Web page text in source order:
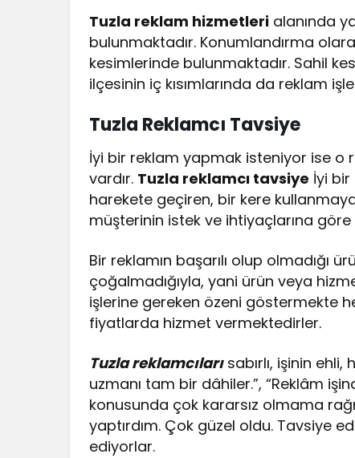
Tuzla reklam hizmetleri alanında
bulunmaktadır. Konumlandırma
kesimlerinde bulunmaktadır. Sahil
ilçesinin iç kısımlarında da reklam
Tuzla Reklamcı Tavsiye
İyi bir reklam yapmak isteniyor ise o
vardır. Tuzla reklamcı tavsiye İyi bir
harekete geçiren, bir kere
müşterinin istek ve ihtiyaçlarına
Bir reklamın başarılı olup olmadığı
çoğalmadığıyla, yani ürün veya
işlerine gereken özeni göstermekte
fiyatlarda hizmet vermektedirler.
Tuzla reklamcılarısabırlı, işinin ehli,
uzmanı tam bir dâhiler.”, “Reklâm
konusunda çok kararsız olmama
yaptırdım. Çok güzel oldu. Tavsiye
ediyorlar.